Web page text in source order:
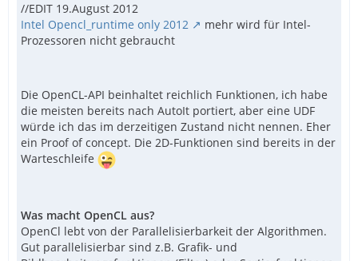
//EDIT 19.August 2012
Intel Opencl_runtime only 2012
mehr wird für Intel-
Prozessoren nicht gebraucht
Die OpenCL-API beinhaltet reichlich Funktionen, ich habe
die meisten bereits nach AutoIt portiert, aber eine UDF
würde ich das im derzeitigen Zustand nicht nennen. Eher
ein Proof of concept. Die 2D-Funktionen sind bereits in der
Warteschleife
Was macht OpenCL aus?
OpenCl lebt von der Parallelisierbarkeit der Algorithmen.
Gut parallelisierbar sind z.B. Grafik- und